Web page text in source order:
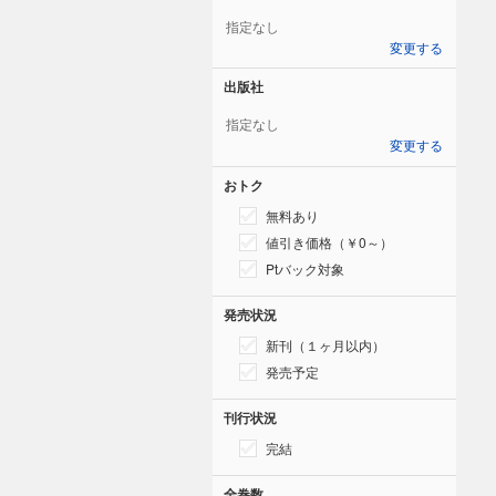
指定なし
変更する
出版社
指定なし
変更する
おトク
無料あり
値引き価格（￥0～）
Ptバック対象
発売状況
新刊（１ヶ月以内）
発売予定
刊行状況
完結